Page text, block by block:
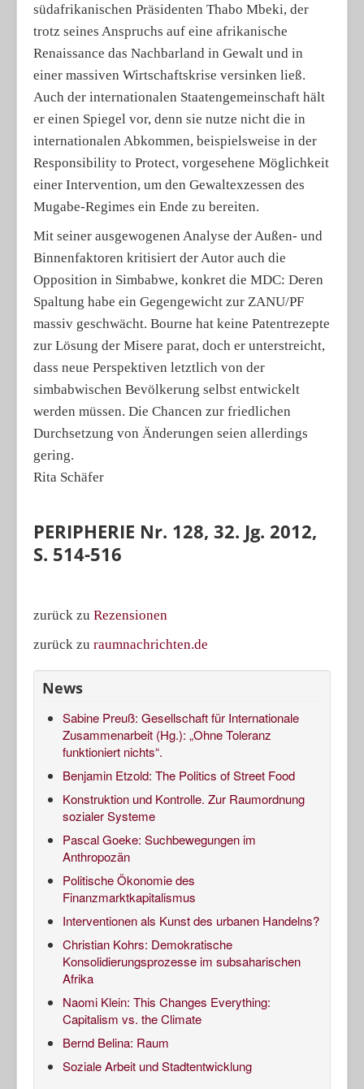
südafrikanischen Präsidenten Thabo Mbeki, der
trotz seines Anspruchs auf eine afrikanische
Renaissance das Nachbarland in Gewalt und in
einer massiven Wirtschaftskrise versinken ließ.
Auch der internationalen Staatengemeinschaft hält
er einen Spiegel vor, denn sie nutze nicht die in
internationalen Abkommen, beispielsweise in der
Responsibility to Protect, vorgesehene Möglichkeit
einer Intervention, um den Gewaltexzessen des
Mugabe-Regimes ein Ende zu bereiten.
Mit seiner ausgewogenen Analyse der Außen- und
Binnenfaktoren kritisiert der Autor auch die
Opposition in Simbabwe, konkret die MDC: Deren
Spaltung habe ein Gegengewicht zur ZANU/PF
massiv geschwächt. Bourne hat keine Patent­rezepte
zur Lösung der Misere parat, doch er unterstreicht,
dass neue Perspektiven letztlich von der
simbabwischen Bevölkerung selbst entwickelt
werden müssen. Die Chancen zur friedlichen
Durchsetzung von Änderungen seien allerdings
gering.
Rita Schäfer
PERIPHERIE Nr. 128, 32. Jg. 2012,
S. 514-516
zurück zu Rezensionen
zurück zu raumnachrichten.de
News
Sabine Preuß: Gesellschaft für Internationale
Zusammenarbeit (Hg.): „Ohne Toleranz
funktioniert nichts“.
Benjamin Etzold: The Politics of Street Food
Konstruktion und Kontrolle. Zur Raumordnung
sozialer Systeme
Pascal Goeke: Suchbewegungen im
Anthropozän
Politische Ökonomie des
Finanzmarktkapitalismus
Interventionen als Kunst des urbanen Handelns?
Christian Kohrs: Demokratische
Konsolidierungsprozesse im subsaharischen
Afrika
Naomi Klein: This Changes Everything:
Capitalism vs. the Climate
Bernd Belina: Raum
Soziale Arbeit und Stadtentwicklung